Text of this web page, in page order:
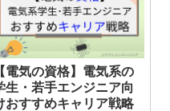
【電気の資格】電気系の
生・若手エンジニア向
おすすめキャリア戦略